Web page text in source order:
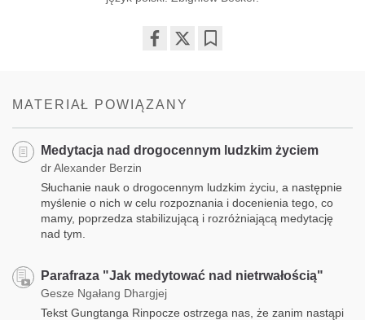
MATERIAŁ POWIĄZANY
Medytacja nad drogocennym ludzkim życiem
dr Alexander Berzin
Słuchanie nauk o drogocennym ludzkim życiu, a następnie
myślenie o nich w celu rozpoznania i docenienia tego, co
mamy, poprzedza stabilizującą i rozróżniającą medytację
nad tym.
Parafraza "Jak medytować nad nietrwałością"
Gesze Ngałang Dhargjej
Tekst Gungtanga Rinpocze ostrzega nas, że zanim nastąpi